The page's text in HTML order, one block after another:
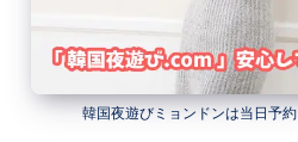
韓国夜遊びミョンドンは当日予約